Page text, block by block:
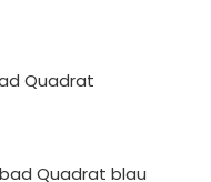
Quadrat
Quadrat blau